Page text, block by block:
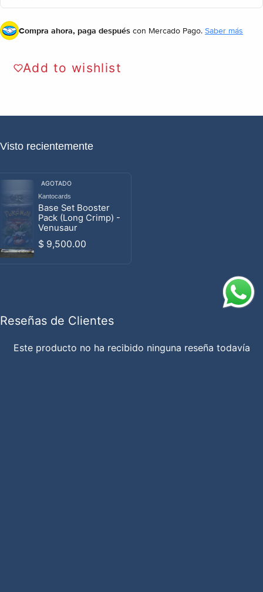
Compra ahora, paga después con Mercado Pago. Saber más
Add to wishlist
Visto recientemente
AGOTADO
Proveedor:
Kantocards
Base Set Booster
Pack (Long Crimp) -
Venusaur
Precio habitual
$ 9,500.00
Reseñas de Clientes
Este producto no ha recibido ninguna reseña todavía